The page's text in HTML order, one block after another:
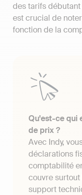
des tarifs
est crucial de
fonction de la
Qu'est-ce qui
de prix ?
Avec Indy,
déclarations
comptabilité
couvre
support